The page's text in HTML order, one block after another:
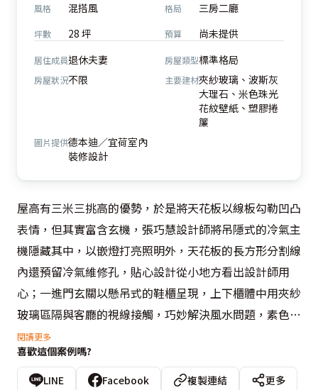
風格 混搭風 格局 三房二廳
坪數 28 坪 預算 尚未提供
居住成員退休夫妻 房屋類型標準格局
房屋狀況不限 主要建材夾紗玻璃、波斯灰
大理石、米色珠光
花紋壁紙、塑膠捲
簾
圖片提供德本迪／宜荷室內
裝修設計
屋高有三米三挑高的優勢，於是將天花板以線板勾勒凹凸
表情，但其實富含玄機，張巧慧設計師將吊隱式的冷氣主
機隱藏其中，以嵌燈打亮照明外，天花板的長方形分割線
內還預留冷氣維修孔，貼心設計從小地方看出設計師用
心；一進門玄關以懸吊式的鞋櫃呈現，上下櫃體中用夾紗
玻璃區隔與客廳的視線接觸，巧妙解決風水問題，素色的
夾紗玻璃亦展現清透感。
廚房和餐廳以矮櫃及吊櫃相隔，同時採開放式與客廳場域
閱讀更多
喜歡這個案例嗎?
LINE Facebook 複製連結
更多